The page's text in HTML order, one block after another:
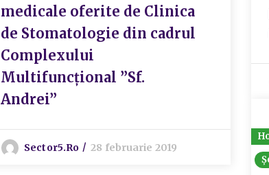
medicale oferite de Clinica
de Stomatologie din cadrul
Complexului
Multifuncțional ”Sf.
Andrei”
Sector5.ro 28 februarie 2019